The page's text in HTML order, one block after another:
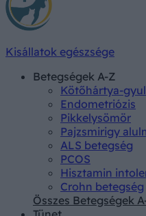
Kisállatok egészsége
Betegségek A-Z
Kötőhártya-
Endometriózis
Pikkelysömör
Pajzsmirigy
ALS betegség
PCOS
Hisztamin
Crohn betegség
Összes Betegségek